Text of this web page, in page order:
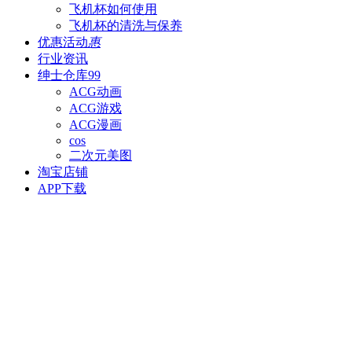
飞机杯如何使用
飞机杯的清洗与保养
优惠活动惠
行业资讯
绅士仓库99
ACG动画
ACG游戏
ACG漫画
cos
二次元美图
淘宝店铺
APP下载